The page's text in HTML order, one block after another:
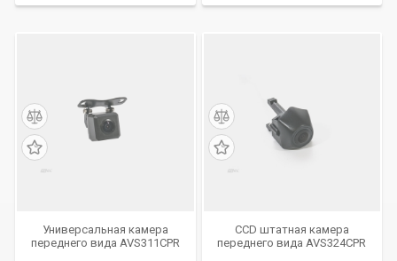
Универсальная камера
переднего вида AVS311CPR
CCD штатная камера
переднего вида AVS324CPR